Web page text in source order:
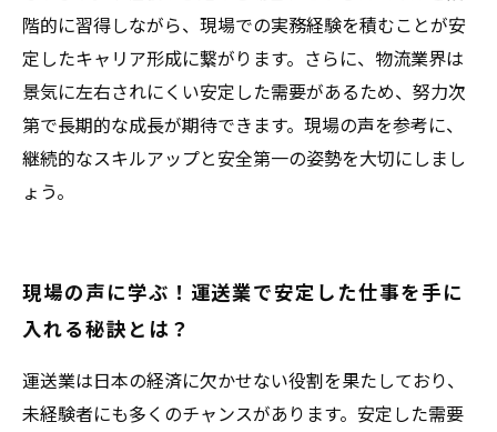
階的に習得しながら、現場での実務経験を積むことが安
定したキャリア形成に繋がります。さらに、物流業界は
景気に左右されにくい安定した需要があるため、努力次
第で長期的な成長が期待できます。現場の声を参考に、
継続的なスキルアップと安全第一の姿勢を大切にしまし
ょう。
現場の声に学ぶ！運送業で安定した仕事を手に
入れる秘訣とは？
運送業は日本の経済に欠かせない役割を果たしており、
未経験者にも多くのチャンスがあります。安定した需要